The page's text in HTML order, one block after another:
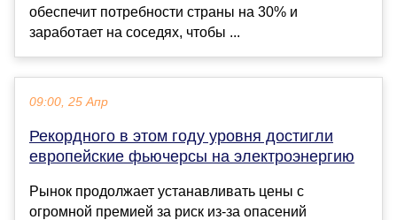
обеспечит потребности страны на 30% и
заработает на соседях, чтобы ...
09:00, 25 Апр
Рекордного в этом году уровня достигли
европейские фьючерсы на электроэнергию
Рынок продолжает устанавливать цены с
огромной премией за риск из-за опасений